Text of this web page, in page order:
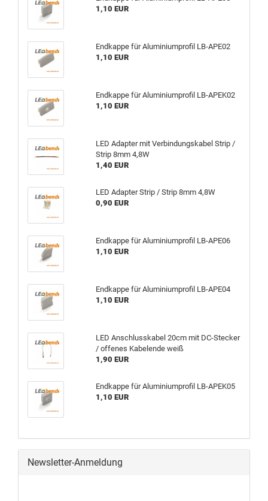
1,10 EUR
Endkappe für Aluminiumprofil LB-APE02
1,10 EUR
Endkappe für Aluminiumprofil LB-APEK02
1,10 EUR
LED Adapter mit Verbindungskabel Strip /
Strip 8mm 4,8W
1,40 EUR
LED Adapter Strip / Strip 8mm 4,8W
0,90 EUR
Endkappe für Aluminiumprofil LB-APE06
1,10 EUR
Endkappe für Aluminiumprofil LB-APE04
1,10 EUR
LED Anschlusskabel 20cm mit DC-Stecker
/ offenes Kabelende weiß
1,90 EUR
Endkappe für Aluminiumprofil LB-APEK05
1,10 EUR
Newsletter-Anmeldung